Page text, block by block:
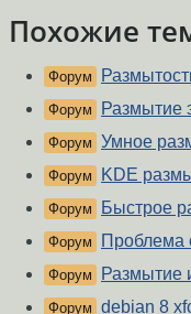
Похожие
Форум
Форум Размытие
Форум Умное
Форум KDE
Форум Быстрое
Форум Проблема
Форум Размытие
Форум debian 8